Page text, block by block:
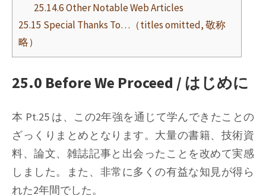
25.14.6 Other Notable Web Articles
25.15 Special Thanks To…（titles omitted, 敬称
略）
25.0 Before We Proceed / はじめに
本 Pt.25 は、この2年強を通じて学んできたことの
ざっくりまとめとなります。大量の書籍、技術資
料、論文、雑誌記事と出会ったことを改めて実感
しました。また、非常に多くの有益な知見が得ら
れた2年間でした。